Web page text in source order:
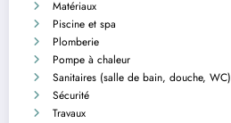
Matériaux
Piscine et spa
Plomberie
Pompe à chaleur
Sanitaires (salle de bain, douche, WC)
Sécurité
Travaux